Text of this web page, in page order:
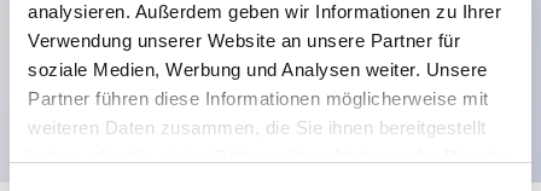
analysieren. Außerdem geben wir Informationen zu Ihrer
Verwendung unserer Website an unsere Partner für
soziale Medien, Werbung und Analysen weiter. Unsere
Partner führen diese Informationen möglicherweise mit
weiteren Daten zusammen, die Sie ihnen bereitgestellt
Sicherheitsstruktur der 3. Generation: 2-Aktions-
Freisetzung, integrierter Schutz, IP20-
Fingerschutzstruktur